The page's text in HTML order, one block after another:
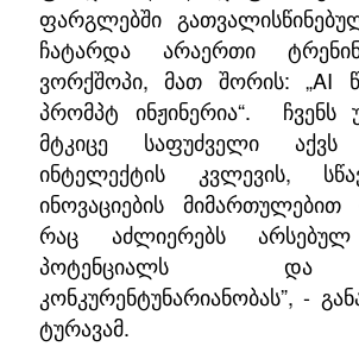
ფარგლებში
ჩატარდა არაერთი
ვორქშოპი, მათ შორის: „AI
პრომპტ ინჟინერია“.
ჩვენს
მტკიცე საფუძველი აქვს
ინტელექტის კვლევის,
ინოვაციების მიმართულებით
რაც აძლიერებს არსებულ
პოტენციალს
კონკურენტუნარიანობას”, -
ტურავამ.